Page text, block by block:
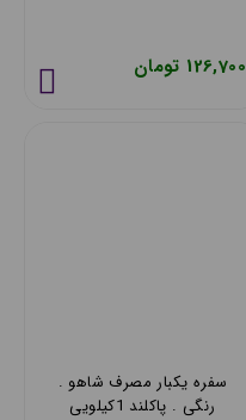
126,700 تومان
سفره یکبار مصرف شاهو .
رنگی . پاکلند 1کیلویی